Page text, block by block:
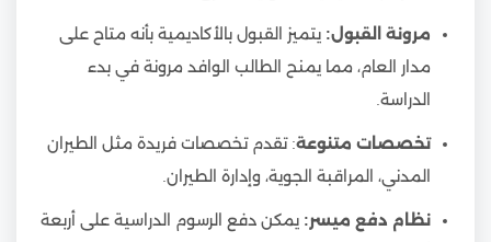
مرونة القبول: يتميز القبول بالأكاديمية بأنه متاح على
مدار العام، مما يمنح الطالب الوافد مرونة في بدء
الدراسة.
تخصصات متنوعة: تقدم تخصصات فريدة مثل الطيران
المدني، المراقبة الجوية، وإدارة الطيران.
نظام دفع ميسر: يمكن دفع الرسوم الدراسية على أربعة